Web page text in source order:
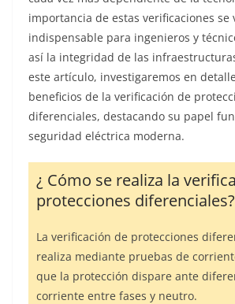
importancia de estas verificaciones se
indispensable para ingenieros y
así la integridad de las
este artículo, investigaremos en
beneficios de la verificación de
diferenciales, destacando su papel
seguridad eléctrica moderna.
¿ Cómo se realiza la
protecciones diferenciales?
La verificación de protecciones
realiza mediante pruebas de
que la protección dispare ante
corriente entre fases y neutro.